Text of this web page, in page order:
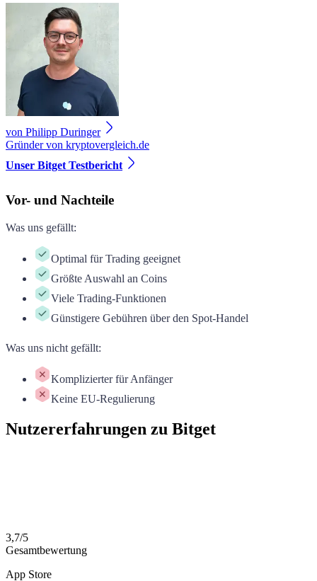
von Philipp Duringer
Gründer von kryptovergleich.de
Unser Bitget Testbericht
Vor- und Nachteile
Was uns gefällt:
Optimal für Trading geeignet
Größte Auswahl an Coins
Viele Trading-Funktionen
Günstigere Gebühren über den Spot-Handel
Was uns nicht gefällt:
Komplizierter für Anfänger
Keine EU-Regulierung
Nutzererfahrungen zu Bitget
3,7/5
Gesamtbewertung
App Store